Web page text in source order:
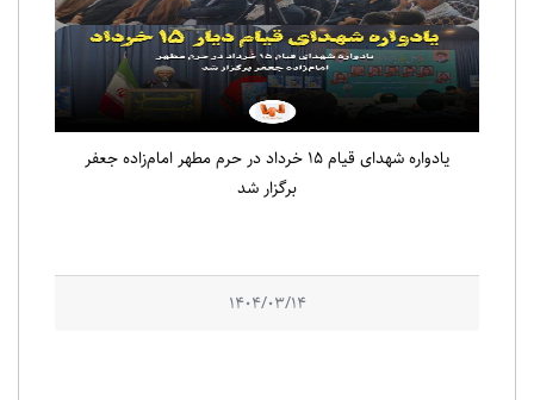
یادواره شهدای قیام ۱۵ خرداد در حرم مطهر امام‌زاده جعفر
برگزار شد
1404/03/14